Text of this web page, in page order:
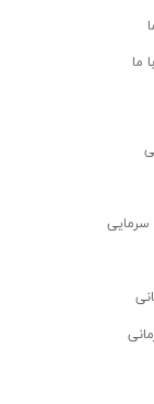
ما
سرمایی